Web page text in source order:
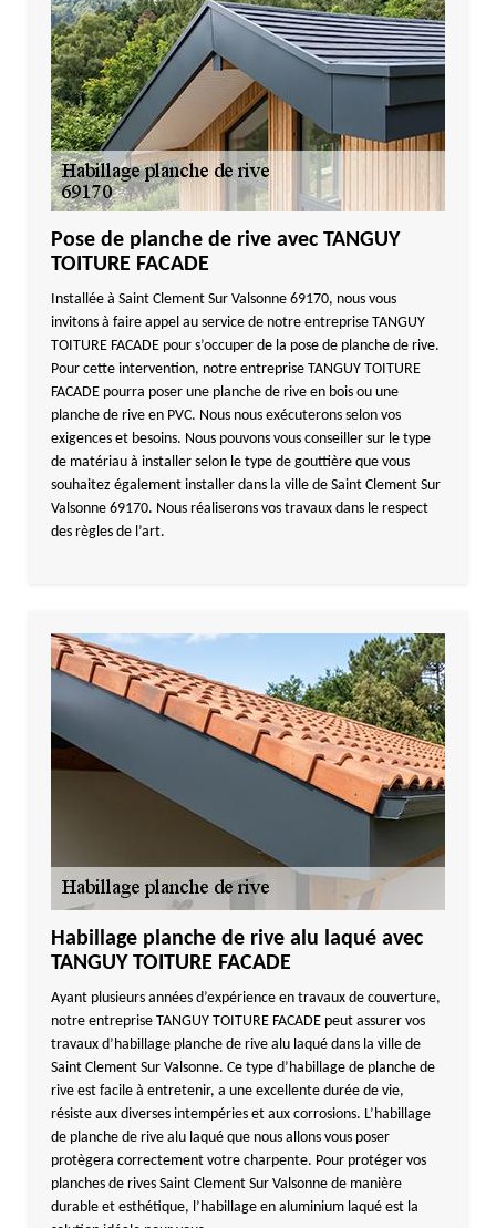
Pose de planche de rive avec TANGUY
TOITURE FACADE
Installée à Saint Clement Sur Valsonne 69170, nous vous
invitons à faire appel au service de notre entreprise TANGUY
TOITURE FACADE pour s’occuper de la pose de planche de rive.
Pour cette intervention, notre entreprise TANGUY TOITURE
FACADE pourra poser une planche de rive en bois ou une
planche de rive en PVC. Nous nous exécuterons selon vos
exigences et besoins. Nous pouvons vous conseiller sur le type
de matériau à installer selon le type de gouttière que vous
souhaitez également installer dans la ville de Saint Clement Sur
Valsonne 69170. Nous réaliserons vos travaux dans le respect
des règles de l’art.
Habillage planche de rive alu laqué avec
TANGUY TOITURE FACADE
Ayant plusieurs années d’expérience en travaux de couverture,
notre entreprise TANGUY TOITURE FACADE peut assurer vos
travaux d’habillage planche de rive alu laqué dans la ville de
Saint Clement Sur Valsonne. Ce type d’habillage de planche de
rive est facile à entretenir, a une excellente durée de vie,
résiste aux diverses intempéries et aux corrosions. L’habillage
de planche de rive alu laqué que nous allons vous poser
protègera correctement votre charpente. Pour protéger vos
planches de rives Saint Clement Sur Valsonne de manière
durable et esthétique, l’habillage en aluminium laqué est la